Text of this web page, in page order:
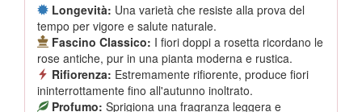
Longevità: Una varietà che resiste alla prova del
tempo per vigore e salute naturale.
Fascino Classico: I fiori doppi a rosetta ricordano le
rose antiche, pur in una pianta moderna e rustica.
Rifiorenza: Estremamente rifiorente, produce fiori
ininterrottamente fino all'autunno inoltrato.
Profumo: Sprigiona una fragranza leggera e